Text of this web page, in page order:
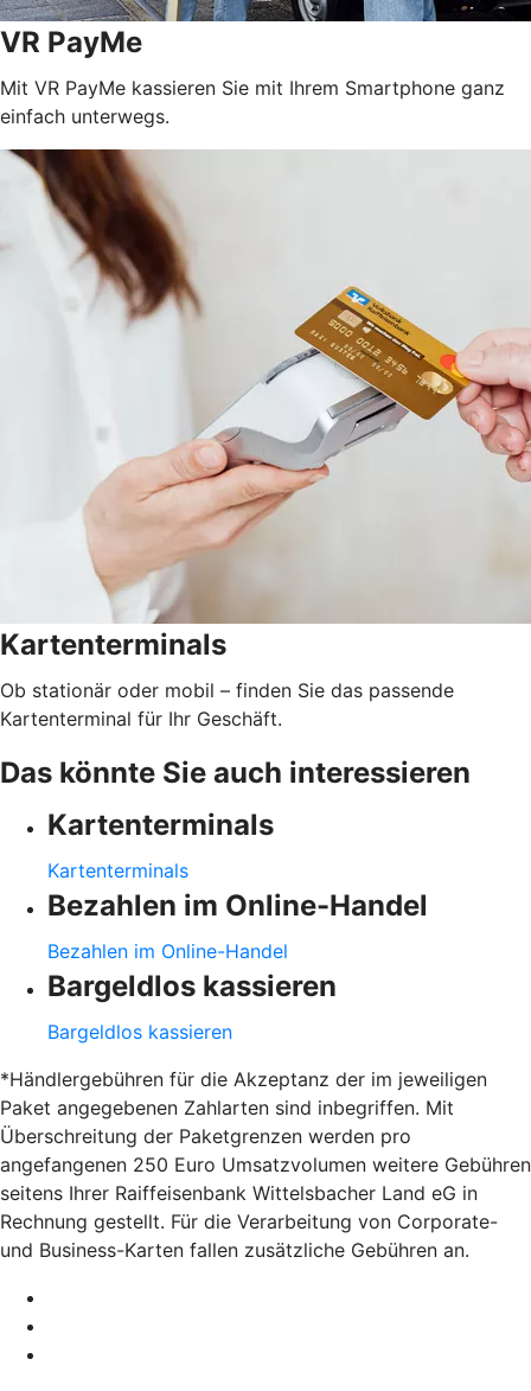
VR PayMe
Mit VR PayMe kassieren Sie mit Ihrem Smartphone ganz
einfach unterwegs.
Kartenterminals
Ob stationär oder mobil – finden Sie das passende
Kartenterminal für Ihr Geschäft.
Das könnte Sie auch interessieren
Kartenterminals
Kartenterminals
Bezahlen im Online-Handel
Bezahlen im Online-Handel
Bargeldlos kassieren
Bargeldlos kassieren
*Händlergebühren für die Akzeptanz der im jeweiligen
Paket angegebenen Zahlarten sind inbegriffen. Mit
Überschreitung der Paketgrenzen werden pro
angefangenen 250 Euro Umsatzvolumen weitere Gebühren
seitens Ihrer Raiffeisenbank Wittelsbacher Land eG in
Rechnung gestellt. Für die Verarbeitung von Corporate-
und Business-Karten fallen zusätzliche Gebühren an.